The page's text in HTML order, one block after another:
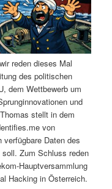
reden dieses Mal
des politischen
dem Wettbewerb um
und
stellt in dem
von
verfügbare Daten des
Zum Schluss reden
Hauptversammlung
Hacking in Österreich.